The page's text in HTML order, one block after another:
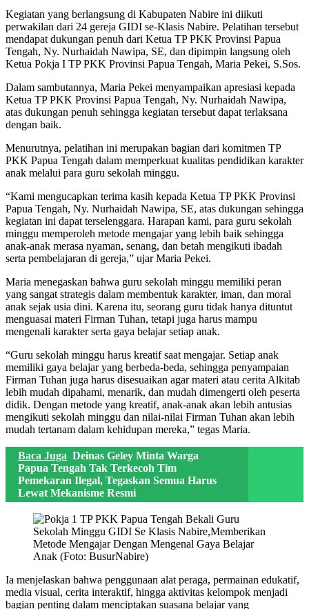
Kegiatan yang berlangsung di Kabupaten Nabire ini diikuti
perwakilan dari 24 gereja GIDI se-Klasis Nabire. Pelatihan tersebut
mendapat dukungan penuh dari Ketua TP PKK Provinsi Papua
Tengah, Ny. Nurhaidah Nawipa, SE, dan dipimpin langsung oleh
Ketua Pokja I TP PKK Provinsi Papua Tengah, Maria Pekei, S.Sos.
Dalam sambutannya, Maria Pekei menyampaikan apresiasi kepada
Ketua TP PKK Provinsi Papua Tengah, Ny. Nurhaidah Nawipa,
atas dukungan penuh sehingga kegiatan tersebut dapat terlaksana
dengan baik.
Menurutnya, pelatihan ini merupakan bagian dari komitmen TP
PKK Papua Tengah dalam memperkuat kualitas pendidikan karakter
anak melalui para guru sekolah minggu.
“Kami mengucapkan terima kasih kepada Ketua TP PKK Provinsi
Papua Tengah, Ny. Nurhaidah Nawipa, SE, atas dukungan sehingga
kegiatan ini dapat terselenggara. Harapan kami, para guru sekolah
minggu memperoleh metode mengajar yang lebih baik sehingga
anak-anak merasa nyaman, senang, dan betah mengikuti ibadah
serta pembelajaran di gereja,” ujar Maria Pekei.
Maria menegaskan bahwa guru sekolah minggu memiliki peran
yang sangat strategis dalam membentuk karakter, iman, dan moral
anak sejak usia dini. Karena itu, seorang guru tidak hanya dituntut
menguasai materi Firman Tuhan, tetapi juga harus mampu
mengenali karakter serta gaya belajar setiap anak.
“Guru sekolah minggu harus kreatif saat mengajar. Setiap anak
memiliki gaya belajar yang berbeda-beda, sehingga penyampaian
Firman Tuhan juga harus disesuaikan agar materi atau cerita Alkitab
lebih mudah dipahami, menarik, dan mudah dimengerti oleh peserta
didik. Dengan metode yang kreatif, anak-anak akan lebih antusias
mengikuti sekolah minggu dan nilai-nilai Firman Tuhan akan lebih
mudah tertanam dalam kehidupan mereka,” tegas Maria.
Baca Juga Deinas Geley Minta Warga
Papua Tengah Tak Terkecoh Tim
Pemekaran Ilegal, Tegaskan Semua Harus
Lewat Mekanisme Resmi
Ia menjelaskan bahwa penggunaan alat peraga, permainan edukatif,
media visual, cerita interaktif, hingga aktivitas kelompok menjadi
bagian penting dalam menciptakan suasana belajar yang